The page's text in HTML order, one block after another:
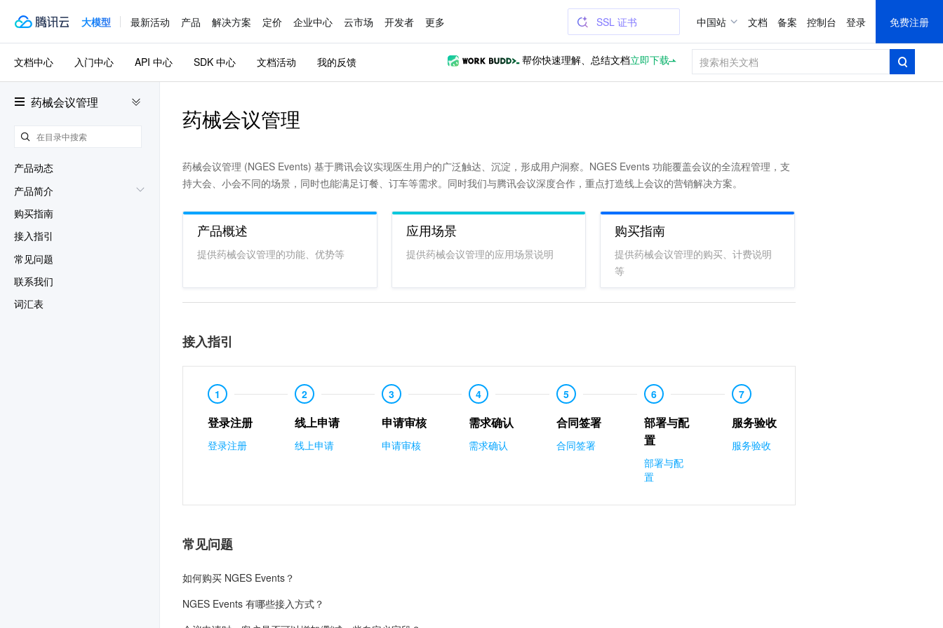
大模型 最新活动 产品 解决方案 定价 企业中心 云市场 开发者 更多 SSL 证书 中国站 文档 备案 控制台 登录 免费注册
药械会议管理
产品动态
产品简介
购买指南
接入指引
常见问题
联系我们
词汇表
文档中心 入门中心 API 中心 SDK 中心 文档活动 我的反馈 帮你快速理解、总结文档立即下载
药械会议管理
药械会议管理 (NGES Events) 基于腾讯会议实现医生用户的广泛触达、沉淀，形成用户洞察。NGES Events 功能覆盖会议的全流程管理，支
持大会、小会不同的场景，同时也能满足订餐、订车等需求。同时我们与腾讯会议深度合作，重点打造线上会议的营销解决方案。
产品概述
提供药械会议管理的功能、优势等
应用场景
提供药械会议管理的应用场景说明
购买指南
提供药械会议管理的购买、计费说明
等
接入指引
1
登录注册
登录注册
2
线上申请
线上申请
3
申请审核
申请审核
4
需求确认
需求确认
5
合同签署
合同签署
6
部署与配
置
部署与配
置
7
服务验收
服务验收
常见问题
如何购买 NGES Events？
NGES Events 有哪些接入方式？